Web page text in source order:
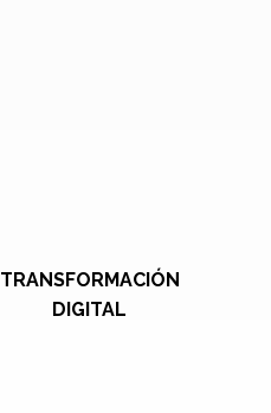
TRANSFORMACIÓN
DIGITAL